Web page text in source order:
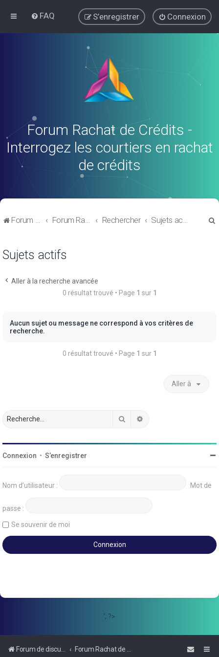
FAQ Connexion
S’enregistrer
Forum Rachat de Crédits -
Interrogez les courtiers en rachat
de crédits
Forum de discussions sur le Regroupement de Crédits et le Rachat de Crédits Forum Rachat de Crédits Rechercher Sujets actifs
Sujets actifs
Aller à la recherche avancée
0 résultat trouvé • Page 1 sur 1
Aucun sujet ou message ne correspond à vos critères de
recherche.
0 résultat trouvé • Page 1 sur 1
Aller à
Rechercher
Connexion • S’enregistrer
Nom d’utilisateur : Mot de
passe :
Se souvenir de moi
'; ?>
Forum de discussions sur le Regroupement de Crédits et le Rachat de Crédits